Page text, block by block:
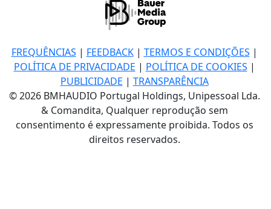
FREQUÊNCIAS | FEEDBACK| TERMOS E CONDIÇÕES |
POLÍTICA DE PRIVACIDADE | POLÍTICA DE COOKIES |
PUBLICIDADE | TRANSPARÊNCIA
© 2026 BMHAUDIO Portugal Holdings, Unipessoal Lda.
& Comandita, Qualquer reprodução sem
consentimento é expressamente proibida. Todos os
direitos reservados.